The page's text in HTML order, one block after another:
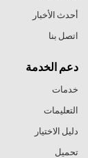
أحدث الأخبار
اتصل بنا
دعم الخدمة
خدمات
التعليمات
دليل الاختيار
تحميل